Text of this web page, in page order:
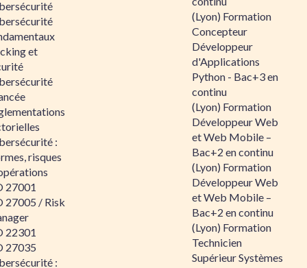
et
:
risques
27001
27005 / Risk
22301
27035
:
(Lyon) Formation
Concepteur
Développeur
d'Applications
Python - Bac+3 en
continu
(Lyon) Formation
Développeur Web
et Web Mobile –
Bac+2 en continu
(Lyon) Formation
Développeur Web
et Web Mobile –
Bac+2 en continu
(Lyon) Formation
Technicien
Supérieur Systèmes